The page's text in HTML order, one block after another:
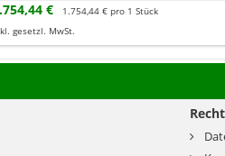
€
1.754,44 € pro 1 Stück
gesetzl. MwSt.